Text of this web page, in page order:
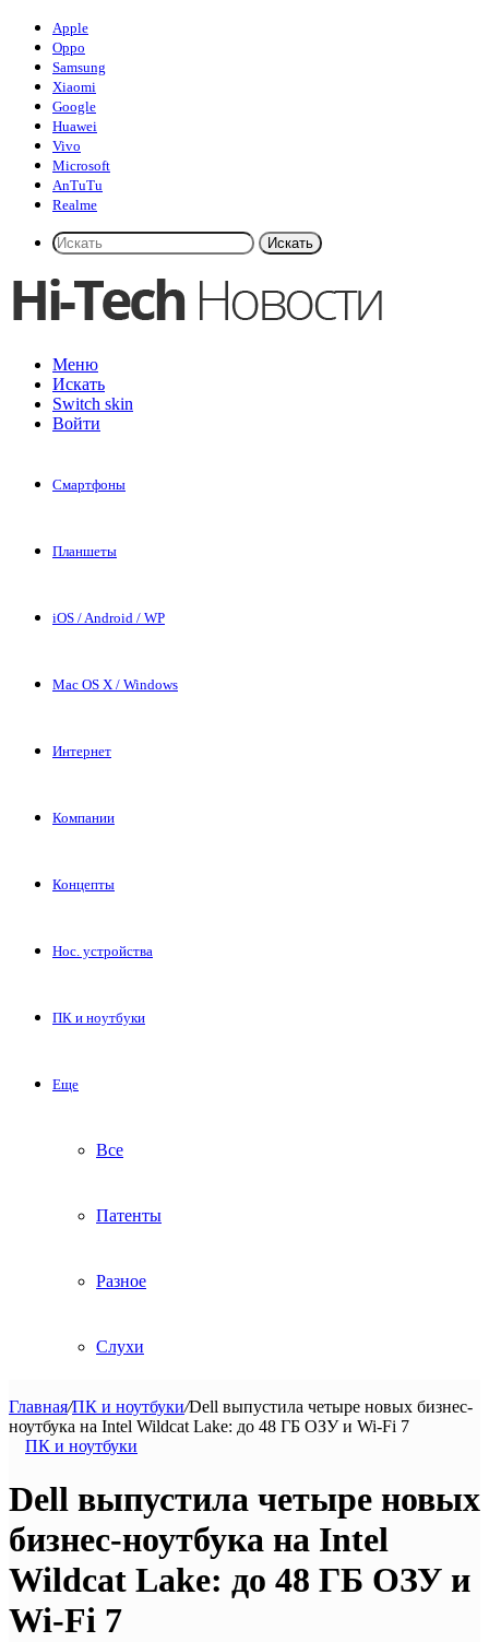
Apple
Oppo
Samsung
Xiaomi
Google
Huawei
Vivo
Microsoft
AnTuTu
Realme
Искать
Меню
Искать
Switch skin
Войти
Смартфоны
Планшеты
iOS / Android / WP
Mac OS X / Windows
Интернет
Компании
Концепты
Нос. устройства
ПК и ноутбуки
Еще
Все
Патенты
Разное
Слухи
Главная/ПК и ноутбуки/Dell выпустила четыре новых бизнес-
ноутбука на Intel Wildcat Lake: до 48 ГБ ОЗУ и Wi-Fi 7
ПК и ноутбуки
Dell выпустила четыре новых
бизнес-ноутбука на Intel
Wildcat Lake: до 48 ГБ ОЗУ и
Wi-Fi 7